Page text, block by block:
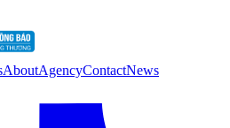
AboutAgencyContactNews